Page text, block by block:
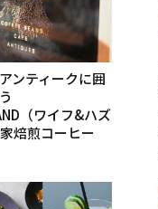
ンティークに囲
（ワイフ&ハズ
焙煎コーヒー